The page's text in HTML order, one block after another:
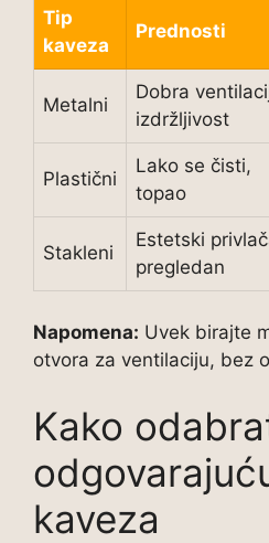
Tip
kaveza
Prednosti
Metalni
Dobra
izdržljivost
Plastični
Lako se čisti,
topao
Stakleni
Estetski
pregledan
Napomena: Uvek birajte
otvora za ventilaciju, bez
Kako
kaveza